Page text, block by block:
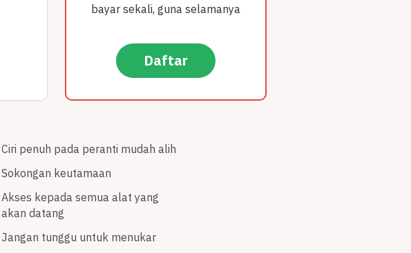
bayar sekali, guna selamanya
Daftar
Ciri penuh pada peranti mudah alih
Sokongan keutamaan
Akses kepada semua alat yang
akan datang
Jangan tunggu untuk menukar